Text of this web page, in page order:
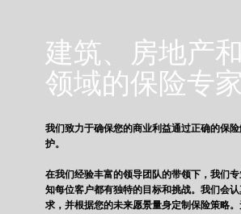
建筑、房地产
领域的保险专家
我们致力于确保您的商业利益通过正确的保
护。
在我们经验丰富的领导团队的带领下，我们
知每位客户都有独特的目标和挑战。我们会
求，并根据您的未来愿景量身定制保险策略